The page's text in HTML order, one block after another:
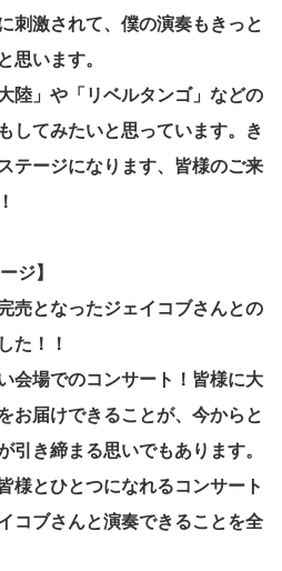
刺激されて、僕の演奏もきっと
思います。
陸」や「リベルタンゴ」などの
してみたいと思っています。き
テージになります、皆様のご来
ジ】
売となったジェイコブさんとの
た！！
会場でのコンサート！皆様に大
お届けできることが、今からと
引き締まる思いでもあります。
様とひとつになれるコンサート
コブさんと演奏できることを全